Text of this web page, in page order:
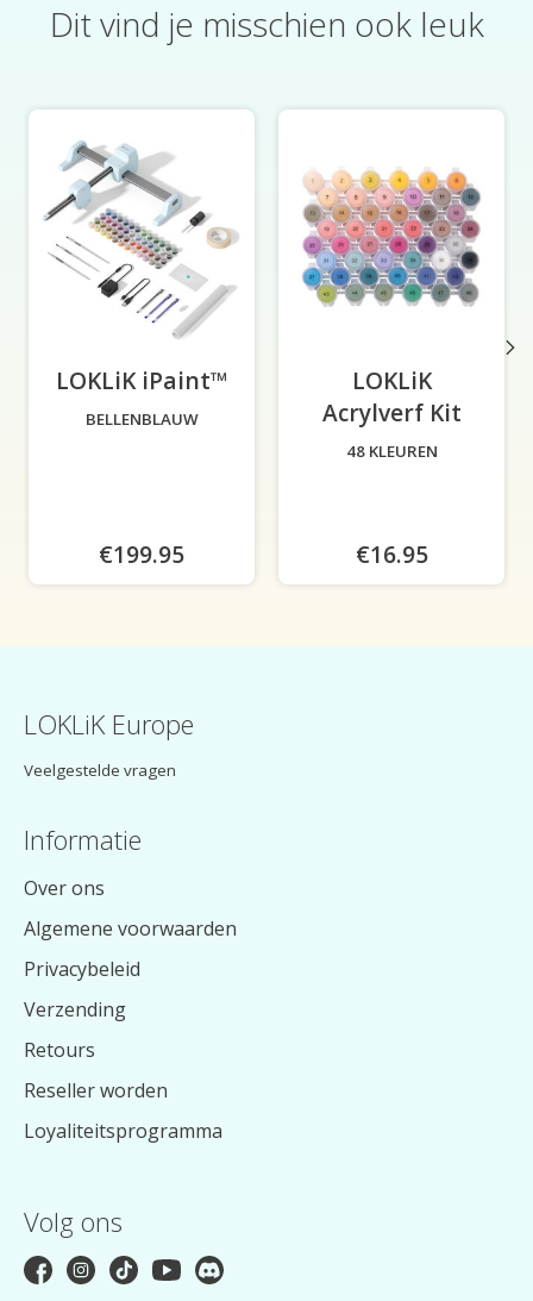
Dit vind je misschien ook leuk
LOKLiK iPaint™
BELLENBLAUW
€199.95
LOKLiK
Acrylverf Kit
48 KLEUREN
€16.95
LOKLiK Europe
Veelgestelde vragen
Informatie
Over ons
Algemene voorwaarden
Privacybeleid
Verzending
Retours
Reseller worden
Loyaliteitsprogramma
Volg ons